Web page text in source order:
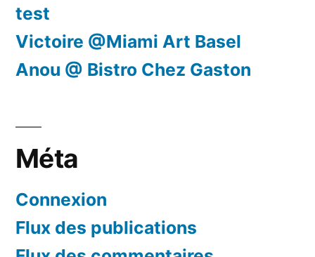
test
Victoire @Miami Art Basel
Anou @ Bistro Chez Gaston
Méta
Connexion
Flux des publications